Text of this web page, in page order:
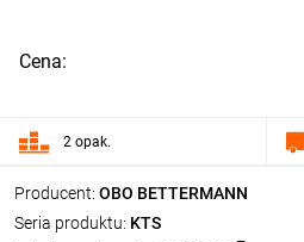
Producent: OBO BETTERMANN
Seria produktu: KTS
Cena:
2 opak.